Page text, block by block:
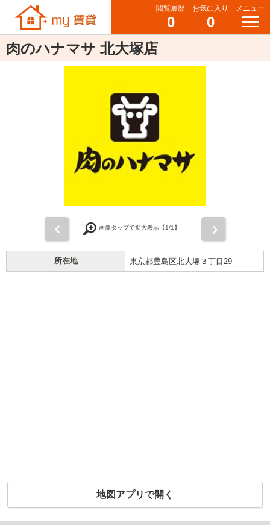
閲覧履歴
0
お気に入り
0
メニュー
肉のハナマサ 北大塚店
画像タップで拡大表示【1/1】
所在地 東京都豊島区北大塚３丁目29
地図アプリで開く